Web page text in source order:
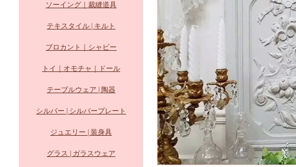
ソーイング｜裁縫道具
テキスタイル | キルト
ブロカント｜シャビー
トイ｜オモチャ｜ドール
テーブルウェア | 陶器
シルバー | シルバープレート
ジュエリー | 装身具
グラス | ガラスウェア